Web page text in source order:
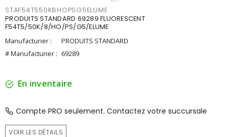
STAF54T550K8HOPSG5ELUME
PRODUITS STANDARD 69289 FLUORESCENT
F54T5/50K/8/HO/PS/G5/ELUME
Manufacturier :
PRODUITS STANDARD
# Manufacturier : 69289
En inventaire
Compte PRO seulement. Contactez votre succursale
VOIR LES DÉTAILS